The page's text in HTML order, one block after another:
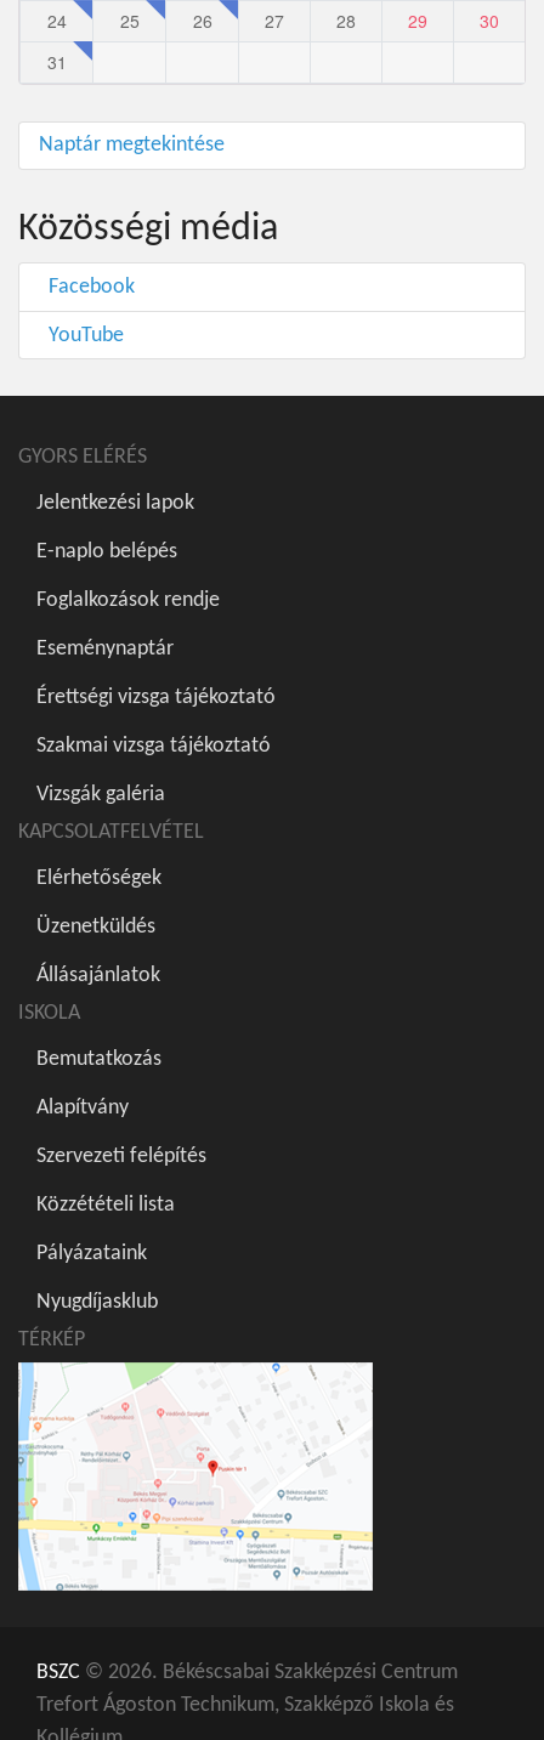
24
25 26 27 28 29
30
31
Naptár megtekintése
Közösségi média
Facebook
YouTube
GYORS ELÉRÉS
Jelentkezési lapok
E-naplo belépés
Foglalkozások rendje
Eseménynaptár
Érettségi vizsga tájékoztató
Szakmai vizsga tájékoztató
Vizsgák galéria
KAPCSOLATFELVÉTEL
Elérhetőségek
Üzenetküldés
Állásajánlatok
ISKOLA
Bemutatkozás
Alapítvány
Szervezeti felépítés
Közzétételi lista
Pályázataink
Nyugdíjasklub
TÉRKÉP
BSZC © 2026. Békéscsabai Szakképzési Centrum
Trefort Ágoston Technikum, Szakképző Iskola és